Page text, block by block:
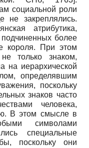
социальной роли
не закреплялись.
атрибутика,
более
короля. При этом
только знаком,
на иерархической
определявшим
поскольку
знаков часто
человека,
В этом смысле в
символами
специальные
поскольку они